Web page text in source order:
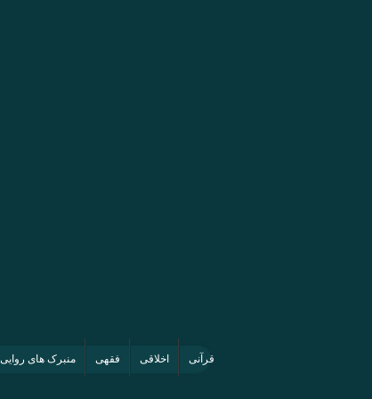
قرآنی اخلاقی فقهی منبرک های روایی